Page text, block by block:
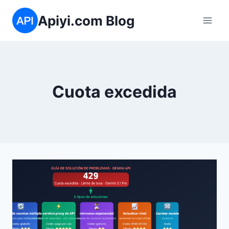
Saltar
contenido
Apiyi.com Blog
Cuota excedida